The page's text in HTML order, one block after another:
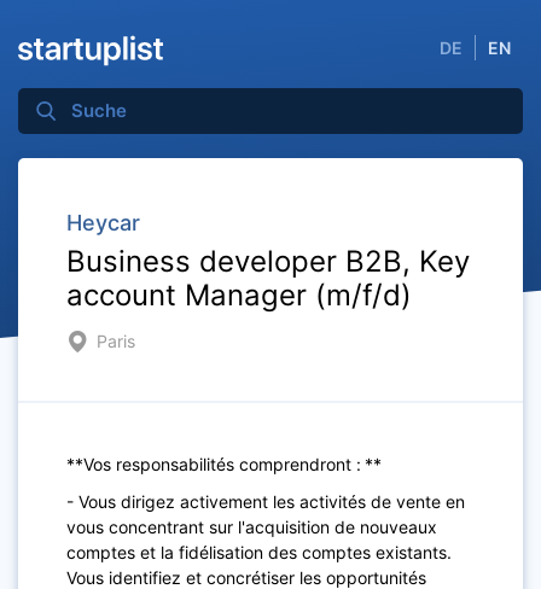
DE EN
Heycar
Business developer B2B, Key
account Manager (m/f/d)
Paris
**Vos responsabilités comprendront : **
- Vous dirigez activement les activités de vente en
vous concentrant sur l'acquisition de nouveaux
comptes et la fidélisation des comptes existants.
Vous identifiez et concrétiser les opportunités